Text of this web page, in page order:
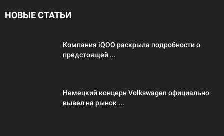
НОВЫЕ СТАТЬИ
Компания iQOO раскрыла подробности о
предстоящей ...
Немецкий концерн Volkswagen официально
вывел на рынок ...